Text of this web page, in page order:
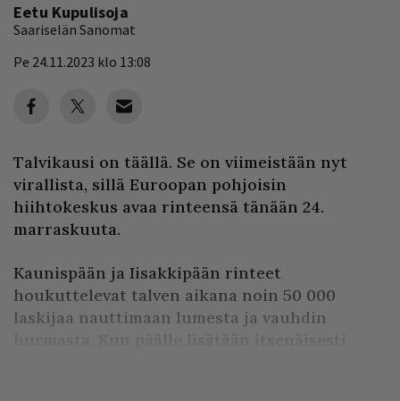
Eetu Kupulisoja
Saariselän Sanomat
Pe 24.11.2023 klo 13:08
Talvikausi on täällä. Se on viimeistään nyt
virallista, sillä Euroopan pohjoisin
hiihtokeskus avaa rinteensä tänään 24.
marraskuuta.
Kaunispään ja Iisakkipään rinteet
houkuttelevat talven aikana noin 50 000
laskijaa nauttimaan lumesta ja vauhdin